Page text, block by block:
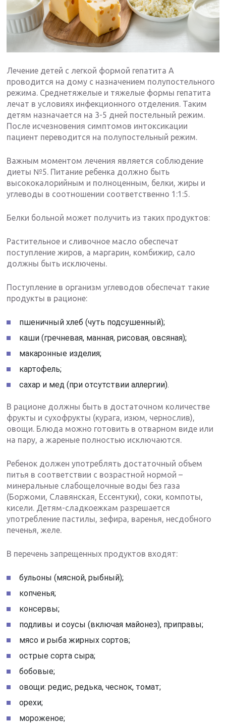
Лечение детей с легкой формой гепатита А
проводится на дому с назначением полупостельного
режима. Среднетяжелые и тяжелые формы гепатита
лечат в условиях инфекционного отделения. Таким
детям назначается на 3-5 дней постельный режим.
После исчезновения симптомов интоксикации
пациент переводится на полупостельный режим.
Важным моментом лечения является соблюдение
диеты №5. Питание ребенка должно быть
высококалорийным и полноценным, белки, жиры и
углеводы в соотношении соответственно 1:1:5.
Белки больной может получить из таких продуктов:
Растительное и сливочное масло обеспечат
поступление жиров, а маргарин, комбижир, сало
должны быть исключены.
Поступление в организм углеводов обеспечат такие
продукты в рационе:
пшеничный хлеб (чуть подсушенный);
каши (гречневая, манная, рисовая, овсяная);
макаронные изделия;
картофель;
сахар и мед (при отсутствии аллергии).
В рационе должны быть в достаточном количестве
фрукты и сухофрукты (курага, изюм, чернослив),
овощи. Блюда можно готовить в отварном виде или
на пару, а жареные полностью исключаются.
Ребенок должен употреблять достаточный объем
питья в соответствии с возрастной нормой –
минеральные слабощелочные воды без газа
(Боржоми, Славянская, Ессентуки), соки, компоты,
кисели. Детям-сладкоежкам разрешается
употребление пастилы, зефира, варенья, несдобного
печенья, желе.
В перечень запрещенных продуктов входят:
бульоны (мясной, рыбный);
копченья;
консервы;
подливы и соусы (включая майонез), приправы;
мясо и рыба жирных сортов;
острые сорта сыра;
бобовые;
овощи: редис, редька, чеснок, томат;
орехи;
мороженое;